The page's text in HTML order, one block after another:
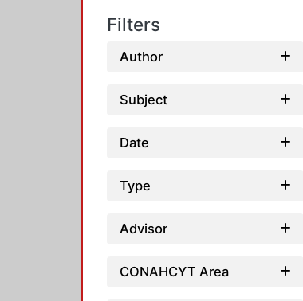
Filters
Author
Subject
Date
Type
Advisor
CONAHCYT Area